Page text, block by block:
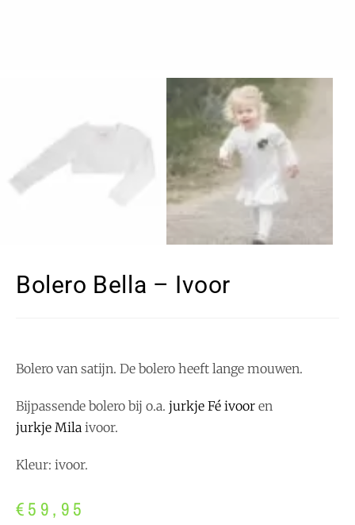
Bolero Bella – Ivoor
Bolero van satijn. De bolero heeft lange mouwen.
Bijpassende bolero bij o.a. jurkje Fé ivoor en
jurkje Mila ivoor.
Kleur: ivoor.
€59,95